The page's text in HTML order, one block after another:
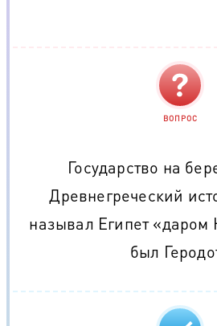
ВОПРОС
Государство на
Древнегреческий
называл Египет
был